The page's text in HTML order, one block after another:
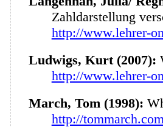
Zahldarstellung
http://www.lehrer-
Ludwigs, Kurt (2007):
http://www.lehrer-
March, Tom (1998):
http://